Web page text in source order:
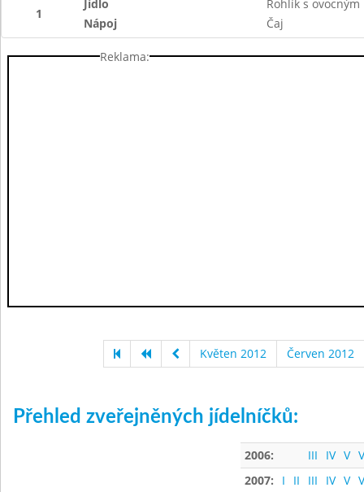
1
Jídlo
Rohlík s
Nápoj
Čaj
Reklama:
Květen 2012 Červen 2012
Přehled zveřejněných jídelníčků:
2006: III IV V
2007:
I II III IV V